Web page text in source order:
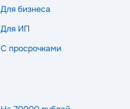
Для бизнеса
Для ИП
С просрочками